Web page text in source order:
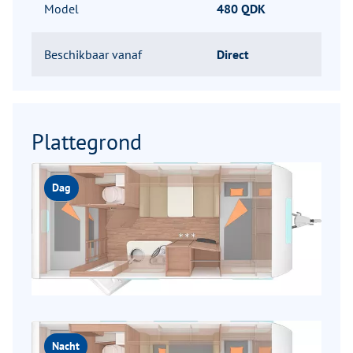
Model 480 QDK
Beschikbaar vanaf Direct
Plattegrond
Dag
Nacht